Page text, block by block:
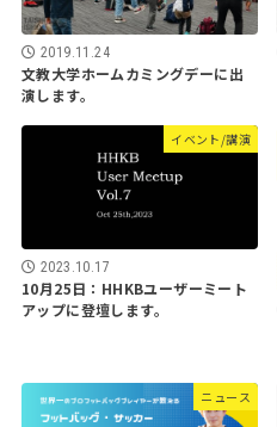
2019.11.24
文教大学ホームカミングデーに出
演します。
イベント/講演
2023.10.17
10月25日：HHKBユーザーミート
アップに登壇します。
ニュース